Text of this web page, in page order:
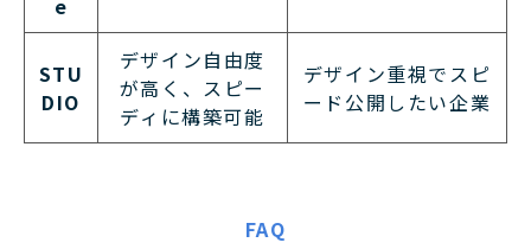
e
STU
DIO
デザイン自由度
が高く、スピー
ディに構築可能
デザイン重視でスピ
ード公開したい企業
FAQ